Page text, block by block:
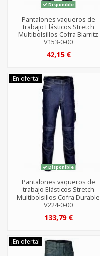
Disponible
Pantalones vaqueros de
trabajo Elásticos Stretch
Multibolsillos Cofra Biarritz
V153-0-00
42,15 €
¡En oferta!
Disponible
Pantalones vaqueros de
trabajo Elásticos Stretch
Multibolsillos Cofra Durable
V224-0-00
133,79 €
¡En oferta!